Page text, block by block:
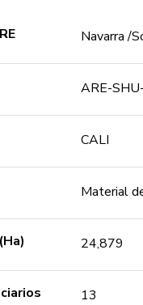
Navarra /
ARE-
CALI
Material
24,879
13